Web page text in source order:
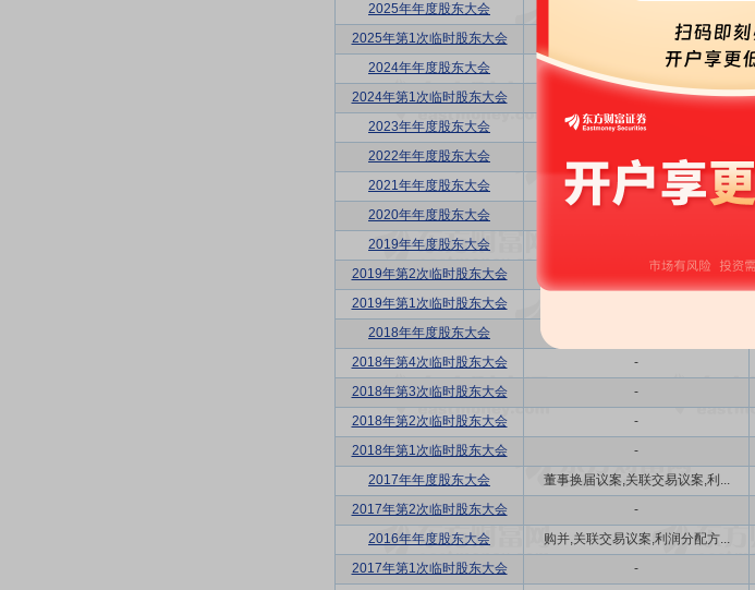
2025年年度股东大会
2025年第1次临时股东大会
2024年年度股东大会
关联交易议案,利润分配方案,年...
2024年第1次临时股东大会
-
2023年年度股东大会
董事换届议案,利润分配方案,年...
2022年年度股东大会
利润分配方案,年度报告(摘要)...
2021年年度股东大会
利润分配方案,年度报告(摘要)...
2020年年度股东大会
2019年年度股东大会
2019年第2次临时股东大会
2019年第1次临时股东大会
2018年年度股东大会
2018年第4次临时股东大会
-
2018年第3次临时股东大会
-
2018年第2次临时股东大会
-
2018年第1次临时股东大会
-
2017年年度股东大会
董事换届议案,关联交易议案,利...
2017年第2次临时股东大会
-
2016年年度股东大会
购并,关联交易议案,利润分配方...
2017年第1次临时股东大会
-